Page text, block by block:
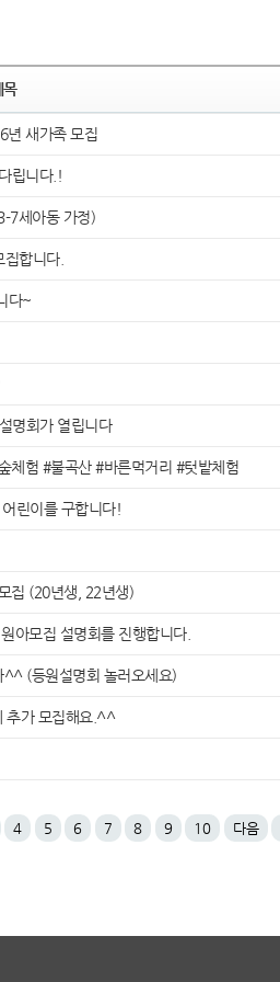
목
년 새가족 모집
립니다.!
7세아동 가정)
합니다.
다~
명회가 열립니다
체험 #불곡산 #바른먹거리 #텃밭체험
린이를 구합니다!
집 (20년생, 22년생)
아모집 설명회를 진행합니다.
^^ (등원설명회 놀러오세요)
추가 모집해요.^^
4 5 6 7 8 9 10 다음